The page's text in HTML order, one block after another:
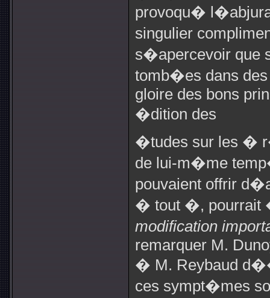
provoqu�
singulier
s�apercevoir que
tomb�es dans
gloire des bons
�dition des
�tudes sur les �
de lui-m�me
pouvaient offrir
� tout �, pourrait
modification
remarquer M.
� M. Reybaud
ces sympt�mes